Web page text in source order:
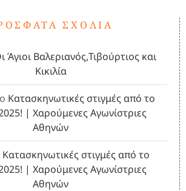
ΣΧΌΛΙΑ
Άγιοι Βαλεριανός,Τιβούρτιος και
Κικιλία
Κατασκηνωτικές στιγμές από το
| Χαρούμενες Αγωνίστριες
Αθηνών
Κατασκηνωτικές στιγμές από το
| Χαρούμενες Αγωνίστριες
Αθηνών